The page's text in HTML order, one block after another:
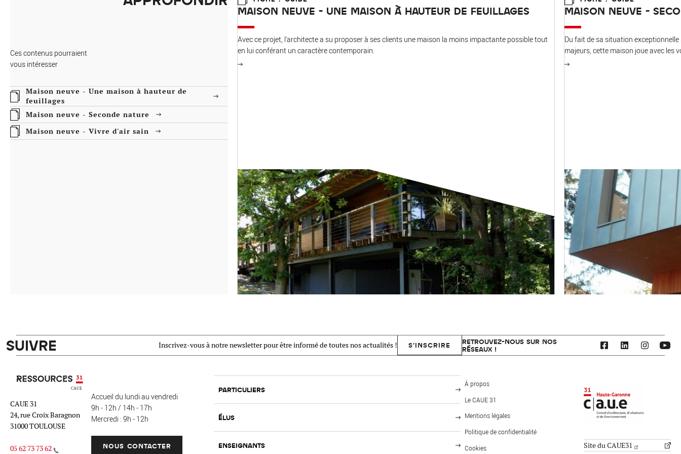
Ces contenus pourraient
vous intéresser
Maison neuve - Une maison à hauteur de
feuillages
Maison neuve - Seconde nature
Maison neuve - Vivre d'air sain
besoins du client. La qualité de l’air intérieur est assurée grâce à
l’utilisation de matériaux sains.
MAISON NEUVE - UNE MAISON À HAUTEUR DE FEUILLAGES
Avec ce projet, l'architecte a su proposer à ses clients une maison la moins impactante possible tout
en lui conférant un caractère contemporain.
MAISON NEUVE -
Du fait de sa situation
majeurs, cette maison joue avec les
SUIVRE Inscrivez-vous à notre newsletter pour être informé de toutes nos actualités ! S'INSCRIRE
RETROUVEZ-NOUS SUR NOS
RÉSEAUX !
Ressources 31
CAUE 31
24, rue Croix Baragnon
31000 TOULOUSE
05 62 73 73 62
Accueil du lundi au vendredi
9h - 12h / 14h - 17h
Mercredi : 9h - 12h
NOUS CONTACTER
FOOTER: PUBLICS
PARTICULIERS
ÉLUS
ENSEIGNANTS
MENU PIED DE PAGE
À propos
Le CAUE 31
Mentions légales
Politique de confidentialité
Cookies
Site du CAUE31